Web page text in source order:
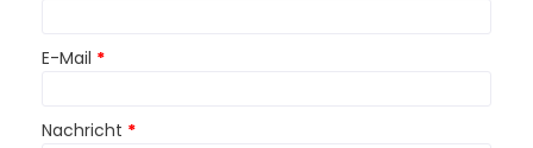
E-Mail *
Nachricht *